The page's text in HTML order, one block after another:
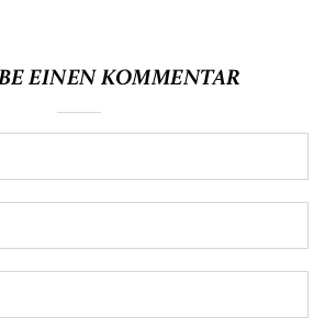
EINEN KOMMENTAR